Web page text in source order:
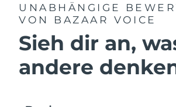
UNABHÄNGIGE
VON BAZAAR VOICE
Sieh dir an,
andere